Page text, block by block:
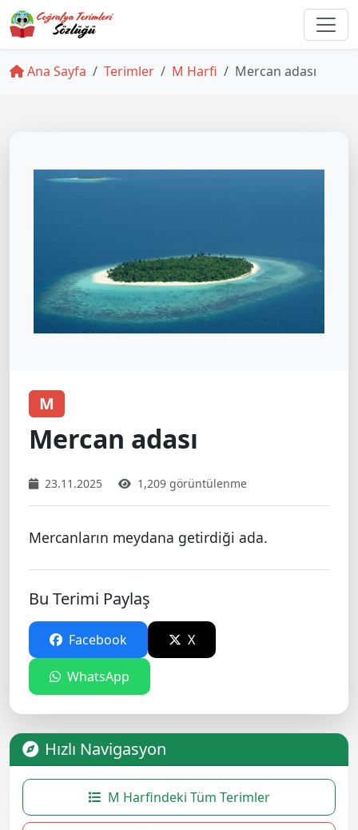
Ana Sayfa Terimler M Harfi Mercan adası
M
Mercan adası
23.11.2025 1,209 görüntülenme
Mercanların meydana getirdiği ada.
Bu Terimi Paylaş
Facebook X
WhatsApp
Hızlı Navigasyon
M Harfindeki Tüm Terimler